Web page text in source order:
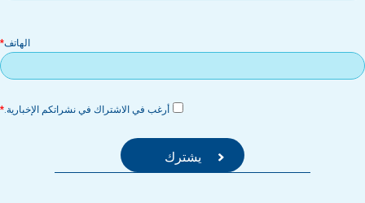
الهاتف
أرغب في الاشتراك في نشراتكم الإخبارية.